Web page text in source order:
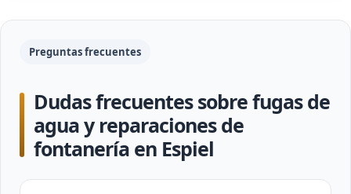
Preguntas frecuentes
Dudas frecuentes sobre fugas de
agua y reparaciones de
fontanería en Espiel